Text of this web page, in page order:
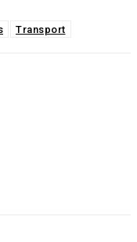
Transport